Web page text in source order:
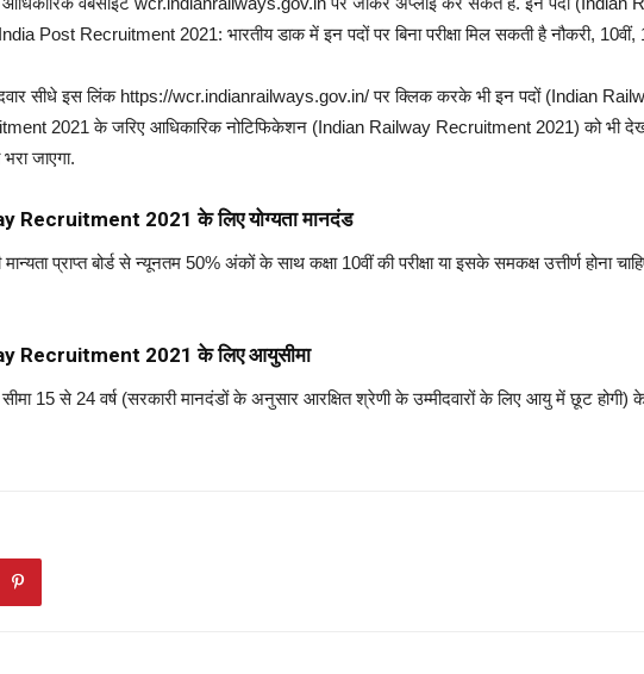
Post Recruitment 2021: भारतीय डाक में इन पदों पर बिना परीक्षा मिल सकती है नौकरी,
सीधे इस लिंक https://wcr.indianrailways.gov.in/ पर क्लिक करके भी इन पदों (Indian
2021 के जरिए आधिकारिक नोटिफिकेशन (Indian Railway Recruitment 2021) को भी
जाएगा.
Recruitment 2021 के लिए योग्यता मानदंड
मान्यता प्राप्त बोर्ड से न्यूनतम 50% अंकों के साथ कक्षा 10वीं की परीक्षा या इसके समकक्ष उत्तीर्ण
Recruitment 2021 के लिए आयुसीमा
15 से 24 वर्ष (सरकारी मानदंडों के अनुसार आरक्षित श्रेणी के उम्मीदवारों के लिए आयु में छूट होगी) के